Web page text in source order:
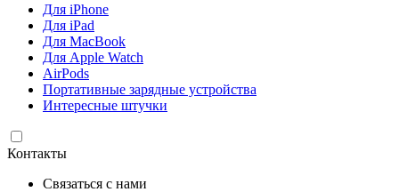
Для iPhone
Для iPad
Для MacBook
Для Apple Watch
AirPods
Портативные зарядные устройства
Интересные штучки
Контакты
Связаться с нами